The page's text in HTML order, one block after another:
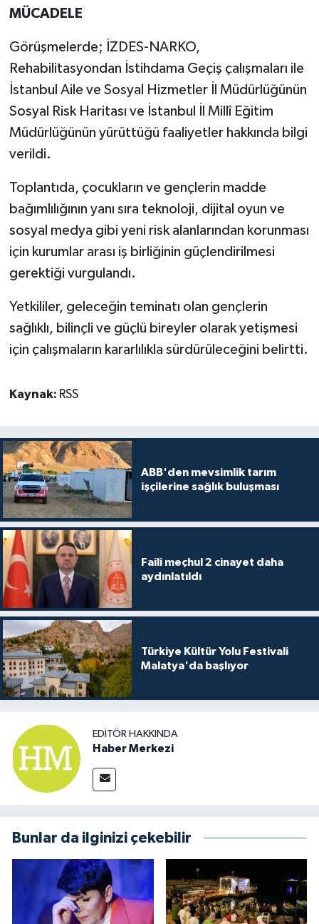
MÜCADELE
Görüşmelerde; İZDES-NARKO,
Rehabilitasyondan İstihdama Geçiş çalışmaları ile
İstanbul Aile ve Sosyal Hizmetler İl Müdürlüğünün
Sosyal Risk Haritası ve İstanbul İl Millî Eğitim
Müdürlüğünün yürüttüğü faaliyetler hakkında bilgi
verildi.
Toplantıda, çocukların ve gençlerin madde
bağımlılığının yanı sıra teknoloji, dijital oyun ve
sosyal medya gibi yeni risk alanlarından korunması
için kurumlar arası iş birliğinin güçlendirilmesi
gerektiği vurgulandı.
Yetkililer, geleceğin teminatı olan gençlerin
sağlıklı, bilinçli ve güçlü bireyler olarak yetişmesi
için çalışmaların kararlılıkla sürdürüleceğini belirtti.
Kaynak: RSS
ABB'den mevsimlik tarım
işçilerine sağlık buluşması
Faili meçhul 2 cinayet daha
aydınlatıldı
Türkiye Kültür Yolu Festivali
Malatya'da başlıyor
EDITÖR HAKKINDA
Haber Merkezi
Bunlar da ilginizi çekebilir